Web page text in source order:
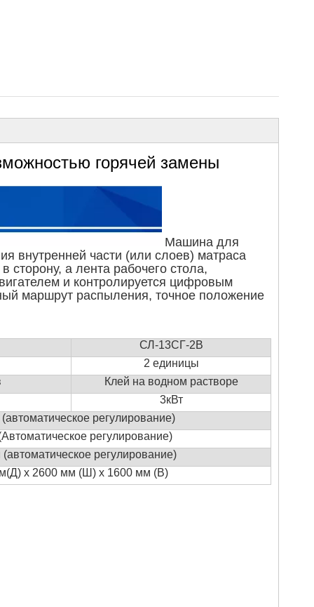
горячей замены
Машина для
внутренней части (или слоев) матраса
а лента рабочего стола,
и контролируется цифровым
маршрут распыления, точное положение
СЛ-13СГ-2В
2 единицы
Клей на водном растворе
3кВт
регулирование)
регулирование)
регулирование)
(Д) х 2600 мм (Ш) х 1600 мм (В)